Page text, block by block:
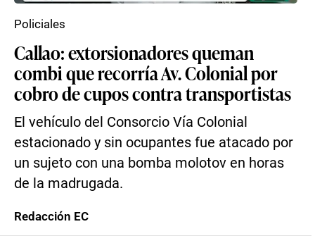
Callao: extorsionadores queman
combi que recorría Av. Colonial por
cobro de cupos contra transportistas
El vehículo del Consorcio Vía Colonial
estacionado y sin ocupantes fue atacado por
un sujeto con una bomba molotov en horas
de la madrugada.
Policiales
Redacción EC